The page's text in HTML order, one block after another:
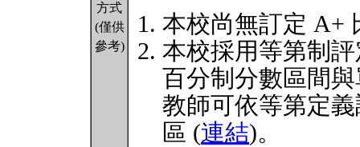
方式
(僅供
參考)
本校尚無訂定 A+
本校採用等第制
百分制分數區間
教師可依等第定
區 (連結)。